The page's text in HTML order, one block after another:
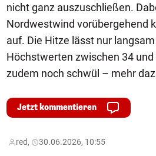
nicht ganz auszuschließen.
Nordwestwind vorübergehend
auf. Die Hitze lässt nur
Höchstwerten zwischen 34
zudem noch schwül – mehr
Jetzt kommentieren
red, 30.06.2026, 10:55